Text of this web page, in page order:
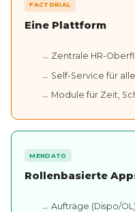
FACTORIAL
Eine Plattform
Zentrale HR-
Self-Service für alle
Module für Zeit,
MENDATO
Rollenbasierte
Aufträge (Dispo/OL)